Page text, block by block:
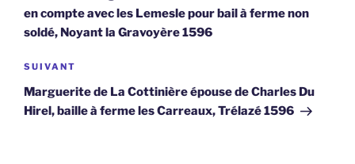
l’article
en compte avec les Lemesle pour bail à ferme non
soldé, Noyant la Gravoyère 1596
Article
suivant
SUIVANT
Marguerite de La Cottinière épouse de Charles Du
Hirel, baille à ferme les Carreaux, Trélazé 1596